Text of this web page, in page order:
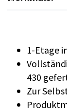
1-Etage
430
Zur